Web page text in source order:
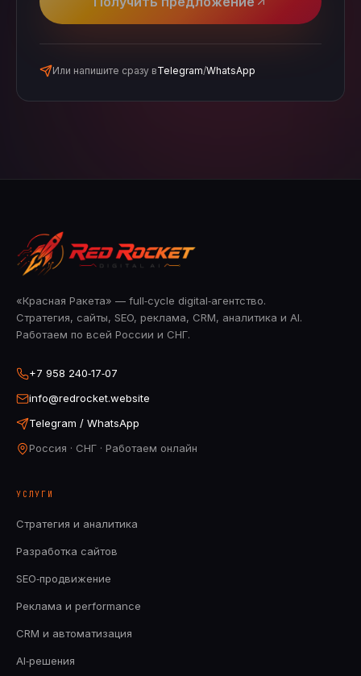
Или напишите сразу вTelegram/WhatsApp
«Красная Ракета» — full‑cycle digital‑агентство.
Стратегия, сайты, SEO, реклама, CRM, аналитика и AI.
Работаем по всей России и СНГ.
+7 958 240‑17‑07
info@redrocket.website
Telegram / WhatsApp
Россия · СНГ · Работаем онлайн
УСЛУГИ
Стратегия и аналитика
Разработка сайтов
SEO‑продвижение
Реклама и performance
CRM и автоматизация
AI‑решения